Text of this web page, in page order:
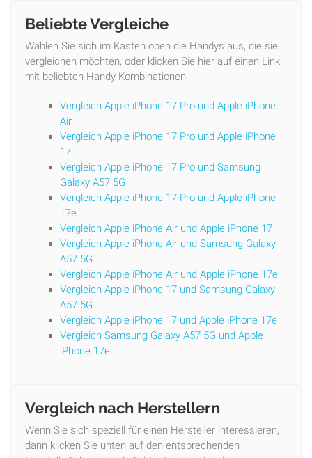
Beliebte Vergleiche
Wählen Sie sich im Kasten oben die Handys aus, die sie
vergleichen möchten, oder klicken Sie hier auf einen Link
mit beliebten Handy-Kombinationen
Vergleich Apple iPhone 17 Pro und Apple iPhone
Air
Vergleich Apple iPhone 17 Pro und Apple iPhone
17
Vergleich Apple iPhone 17 Pro und Samsung
Galaxy A57 5G
Vergleich Apple iPhone 17 Pro und Apple iPhone
17e
Vergleich Apple iPhone Air und Apple iPhone 17
Vergleich Apple iPhone Air und Samsung Galaxy
A57 5G
Vergleich Apple iPhone Air und Apple iPhone 17e
Vergleich Apple iPhone 17 und Samsung Galaxy
A57 5G
Vergleich Apple iPhone 17 und Apple iPhone 17e
Vergleich Samsung Galaxy A57 5G und Apple
iPhone 17e
Vergleich nach Herstellern
Wenn Sie sich speziell für einen Hersteller interessieren,
dann klicken Sie unten auf den entsprechenden